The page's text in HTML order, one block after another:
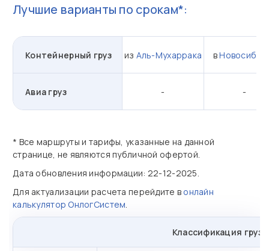
Лучшие варианты по срокам*:
Контейнерный груз из Аль-Мухаррака в
Авиа груз - -
* Все маршруты и тарифы, указанные на данной
странице, не являются публичной офертой.
Дата обновления информации: 22-12-2025.
Для актуализации расчета перейдите в онлайн
калькулятор ОнлогСистем.
Классификация